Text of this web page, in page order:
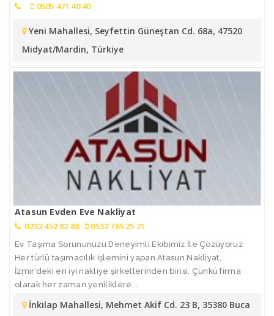
0505 471 40 40
Yeni Mahallesi, Seyfettin Güneştan Cd. 68a, 47520
Midyat/Mardin, Türkiye
Atasun Evden Eve Nakliyat
0232 452 82 88 0532 765 25 21
Ev Taşıma Sorununuzu Deneyimli Ekibimiz İle Çözüyoruz
Her türlü taşımacılık işlemini yapan Atasun Nakliyat,
İzmir’deki en iyi nakliye şirketlerinden birisi. Çünkü firma
olarak her zaman yeniliklere...
İnkılap Mahallesi, Mehmet Akif Cd. 23 B, 35380 Buca